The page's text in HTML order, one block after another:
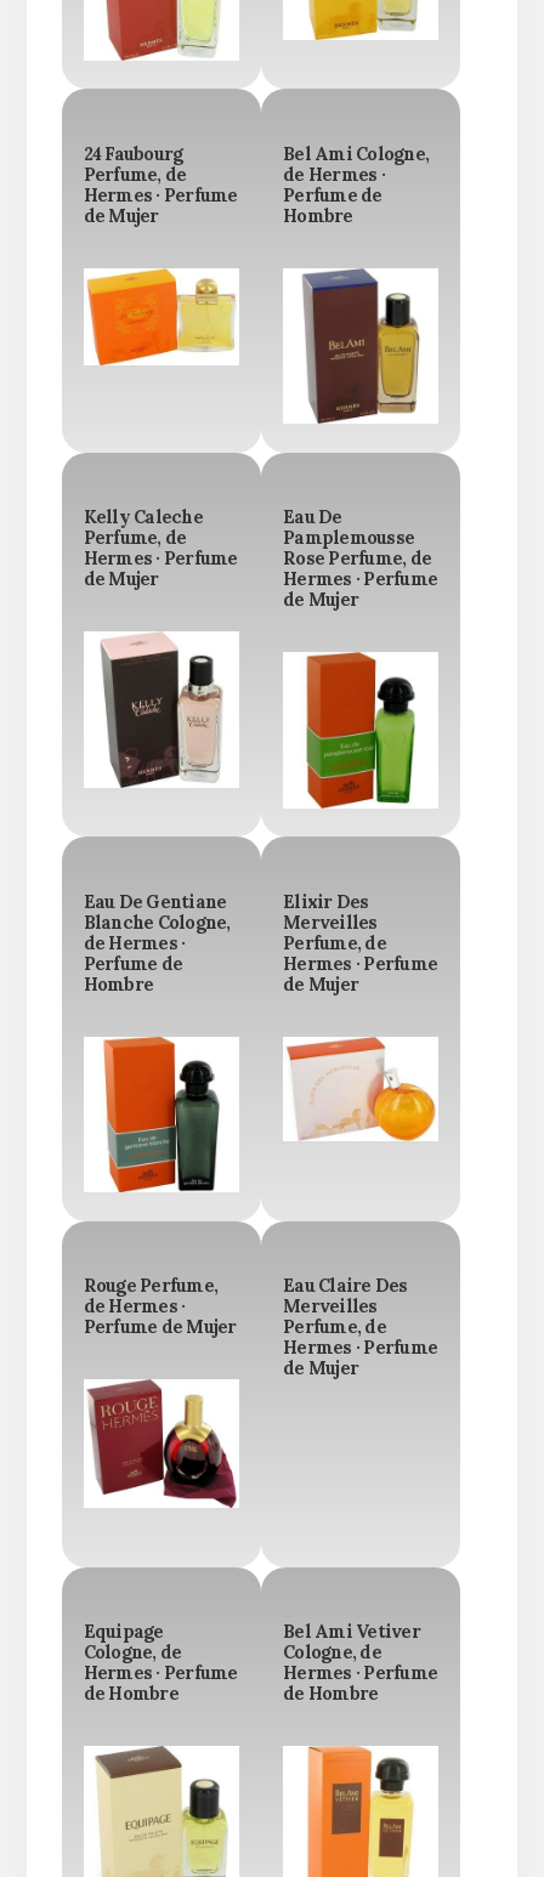
24 Faubourg
Perfume, de
Hermes · Perfume
de Mujer
Bel Ami Cologne,
de Hermes ·
Perfume de
Hombre
Kelly Caleche
Perfume, de
Hermes · Perfume
de Mujer
Eau De
Pamplemousse
Rose Perfume, de
Hermes · Perfume
de Mujer
Eau De Gentiane
Blanche Cologne,
de Hermes ·
Perfume de
Hombre
Elixir Des
Merveilles
Perfume, de
Hermes · Perfume
de Mujer
Rouge Perfume,
de Hermes ·
Perfume de Mujer
Eau Claire Des
Merveilles
Perfume, de
Hermes · Perfume
de Mujer
Cologne, de
Hermes · Perfume
Cologne, de
Hermes · Perfume
de Hombre